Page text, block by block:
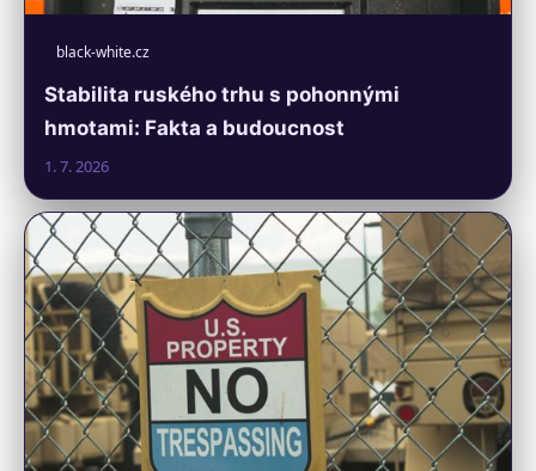
black-white.cz
Stabilita ruského trhu s pohonnými
hmotami: Fakta a budoucnost
1. 7. 2026